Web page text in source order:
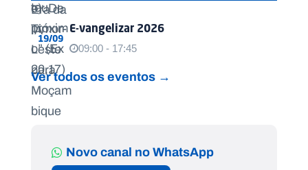
19/09
E-vangelizar 2026
09:00 - 17:45
Ver todos os eventos →
Novo canal no WhatsApp